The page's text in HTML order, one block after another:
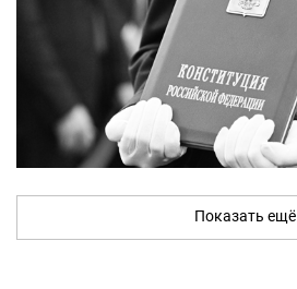
Показать ещё